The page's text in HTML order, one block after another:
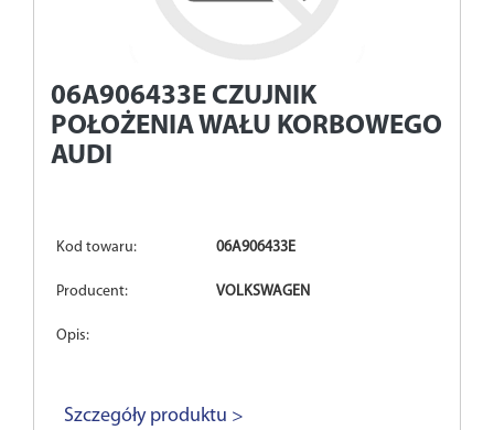
06A906433E CZUJNIK
POŁOŻENIA WAŁU KORBOWEGO
AUDI
Kod towaru: 06A906433E
Producent: VOLKSWAGEN
Opis:
Szczegóły produktu >